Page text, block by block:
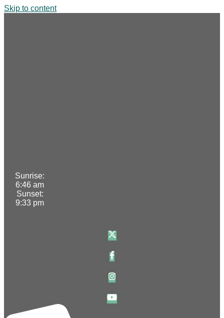
Skip to content
Sunrise:
6:46 am
Sunset:
9:33 pm